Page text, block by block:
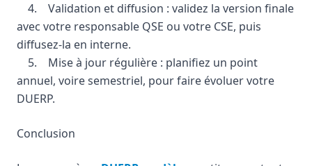
4. Validation et diffusion : validez la version finale
avec votre responsable QSE ou votre CSE, puis
diffusez-la en interne.
5. Mise à jour régulière : planifiez un point
annuel, voire semestriel, pour faire évoluer votre
DUERP.
Conclusion